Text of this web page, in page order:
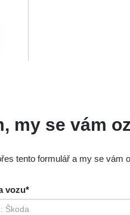
my se vám
tento formulář a my se vám
vozu*